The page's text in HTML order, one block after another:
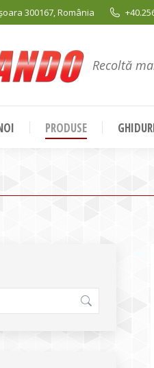
300167, România
Recoltă
PRODUSE